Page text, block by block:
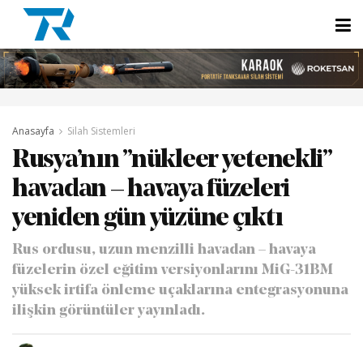
Anasayfa Silah Sistemleri
Rusya’nın ”nükleer yetenekli”
havadan – havaya füzeleri
yeniden gün yüzüne çıktı
Rus ordusu, uzun menzilli havadan – havaya
füzelerin özel eğitim versiyonlarını MiG-31BM
yüksek irtifa önleme uçaklarına entegrasyonuna
ilişkin görüntüler yayınladı.